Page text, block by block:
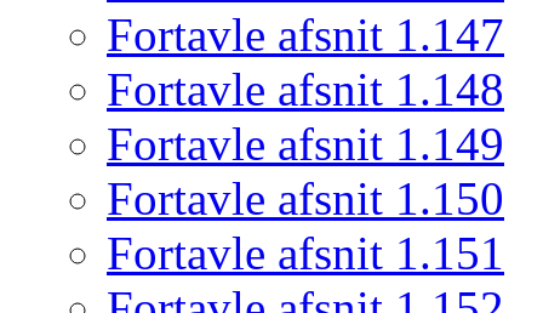
Fortavle afsnit 1.147
Fortavle afsnit 1.148
Fortavle afsnit 1.149
Fortavle afsnit 1.150
Fortavle afsnit 1.151